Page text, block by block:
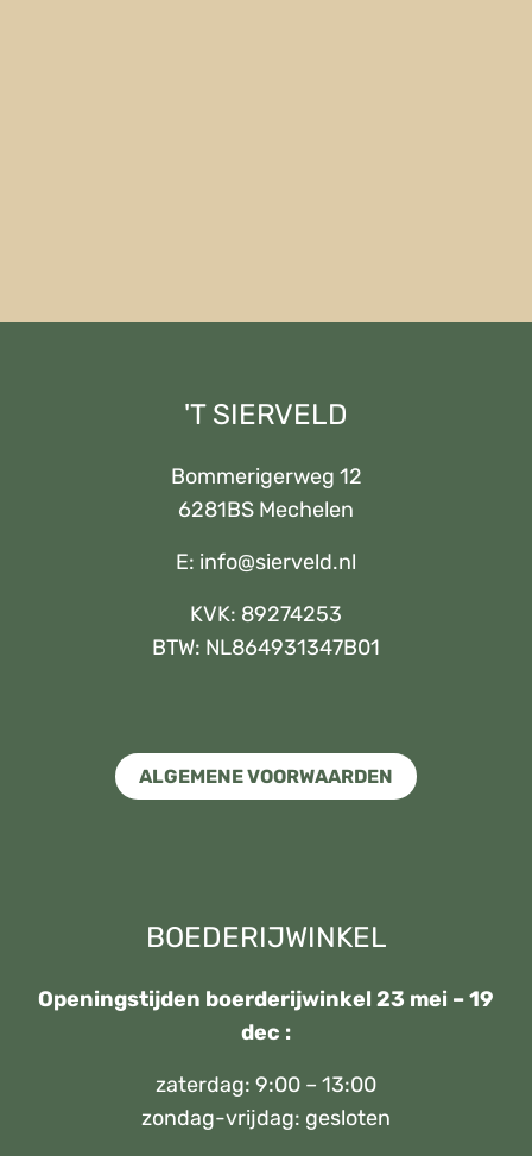
'T SIERVELD
Bommerigerweg 12
6281BS Mechelen
E: info@sierveld.nl
KVK: 89274253
BTW: NL864931347B01
ALGEMENE VOORWAARDEN
BOEDERIJWINKEL
Openingstijden boerderijwinkel 23 mei – 19
dec :
zaterdag: 9:00 – 13:00
zondag-vrijdag: gesloten